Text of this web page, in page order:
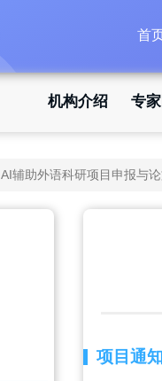
首
机构介绍 专
AI辅助外语科研项目申报与
项目通知